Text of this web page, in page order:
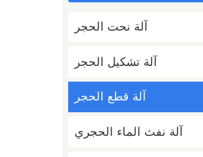
آلة نحت الحجر
آلة تشكيل الحجر
آلة قطع الحجر
آلة نفث الماء الحجري